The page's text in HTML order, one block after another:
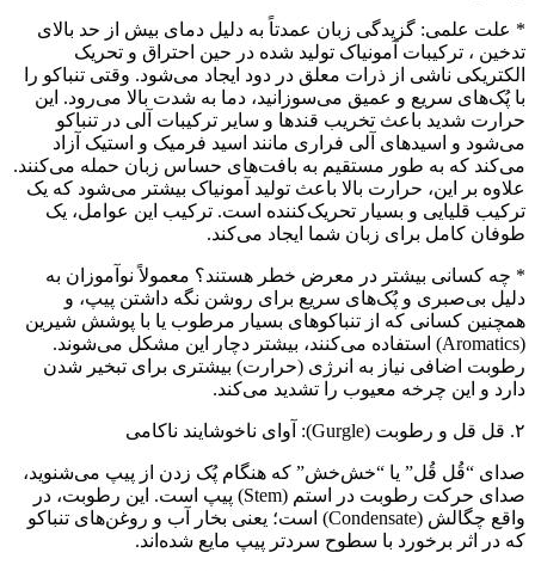
* علت علمی: گزیدگی زبان عمدتاً به دلیل دمای بیش از حد بالای
تدخین ، ترکیبات آمونیاک تولید شده در حین احتراق و تحریک
الکتریکی ناشی از ذرات معلق در دود ایجاد می‌شود. وقتی تنباکو را
با پُک‌های سریع و عمیق می‌سوزانید، دما به شدت بالا می‌رود. این
حرارت شدید باعث تخریب قندها و سایر ترکیبات آلی در تنباکو
می‌شود و اسیدهای آلی فراری مانند اسید فرمیک و استیک آزاد
می‌کند که به طور مستقیم به بافت‌های حساس زبان حمله می‌کنند.
علاوه بر این، حرارت بالا باعث تولید آمونیاک بیشتر می‌شود که یک
ترکیب قلیایی و بسیار تحریک‌کننده است. ترکیب این عوامل، یک
طوفان کامل برای زبان شما ایجاد می‌کند.
* چه کسانی بیشتر در معرض خطر هستند؟ معمولاً نوآموزان به
دلیل بی‌صبری و پُک‌های سریع برای روشن نگه داشتن پیپ، و
همچنین کسانی که از تنباکوهای بسیار مرطوب یا با پوشش شیرین
(Aromatics) استفاده می‌کنند، بیشتر دچار این مشکل می‌شوند.
رطوبت اضافی نیاز به انرژی (حرارت) بیشتری برای تبخیر شدن
دارد و این چرخه معیوب را تشدید می‌کند.
۲. قل قل و رطوبت (Gurgle): آوای ناخوشایند ناکامی
صدای “قُل قُل” یا “خش‌خش” که هنگام پُک زدن از پیپ می‌شنوید،
صدای حرکت رطوبت در استم (Stem) پیپ است. این رطوبت، در
واقع چگالش (Condensate) است؛ یعنی بخار آب و روغن‌های تنباکو
که در اثر برخورد با سطوح سردتر پیپ مایع شده‌اند.